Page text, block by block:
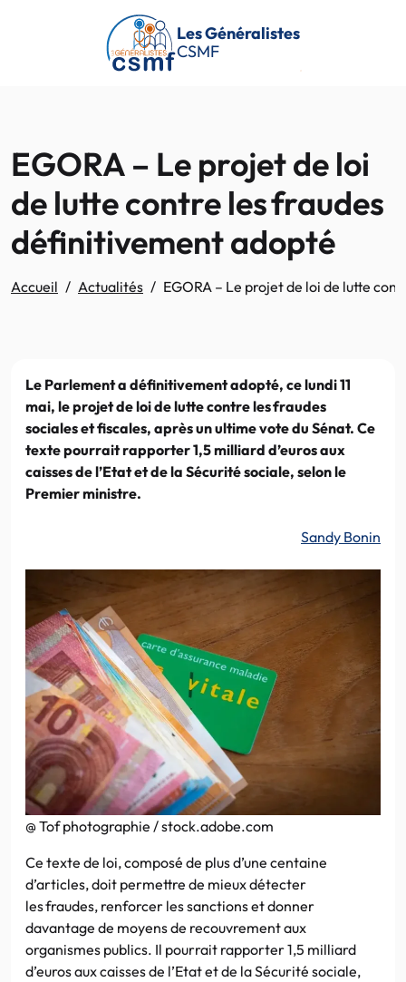
Passer au contenu principal
Les Généralistes
CSMF
EGORA – Le projet de loi
de lutte contre les fraudes
définitivement adopté
Accueil Actualités EGORA – Le projet de loi de lutte
Le Parlement a définitivement adopté, ce lundi 11
mai, le projet de loi de lutte contre les fraudes
sociales et fiscales, après un ultime vote du Sénat. Ce
texte pourrait rapporter 1,5 milliard d’euros aux
caisses de l’Etat et de la Sécurité sociale, selon le
Premier ministre.
Sandy Bonin
@ Tof photographie / stock.adobe.com
Ce texte de loi, composé de plus d’une centaine
d’articles, doit permettre de mieux détecter
les fraudes, renforcer les sanctions et donner
davantage de moyens de recouvrement aux
organismes publics. Il pourrait rapporter 1,5 milliard
d’euros aux caisses de l’Etat et de la Sécurité sociale,